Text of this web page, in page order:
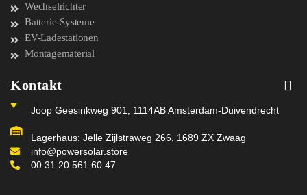
Wechselrichter
Batterie-Systeme
EV-Ladestationen
Montagematerial
Kontakt
Joop Geesinkweg 901, 1114AB Amsterdam-Duivendrecht
Lagerhaus: Jelle Zijlstraweg 266, 1689 ZX Zwaag
info@powersolar.store
00 31 20 561 60 47